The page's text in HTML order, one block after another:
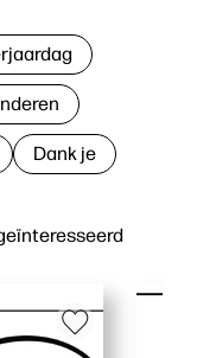
Dank je